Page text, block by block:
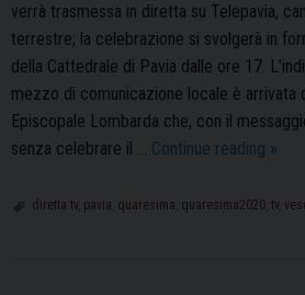
verrà trasmessa in diretta su Telepavia,
terrestre; la celebrazione si svolgerà in
della Cattedrale di Pavia dalle ore 17.
mezzo di comunicazione locale è arrivata
Episcopale Lombarda che, con il
senza celebrare il … Continue reading La
»
diretta tv, pavia quaresima quaresima2020 tv,